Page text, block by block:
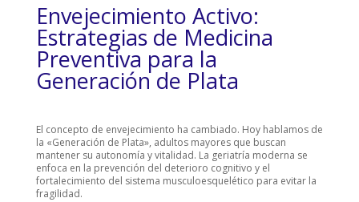
Envejecimiento Activo:
Estrategias de Medicina
Preventiva para la
Generación de Plata
El concepto de envejecimiento ha cambiado. Hoy hablamos de
la «Generación de Plata», adultos mayores que buscan
mantener su autonomía y vitalidad. La geriatría moderna se
enfoca en la prevención del deterioro cognitivo y el
fortalecimiento del sistema musculoesquelético para evitar la
fragilidad.